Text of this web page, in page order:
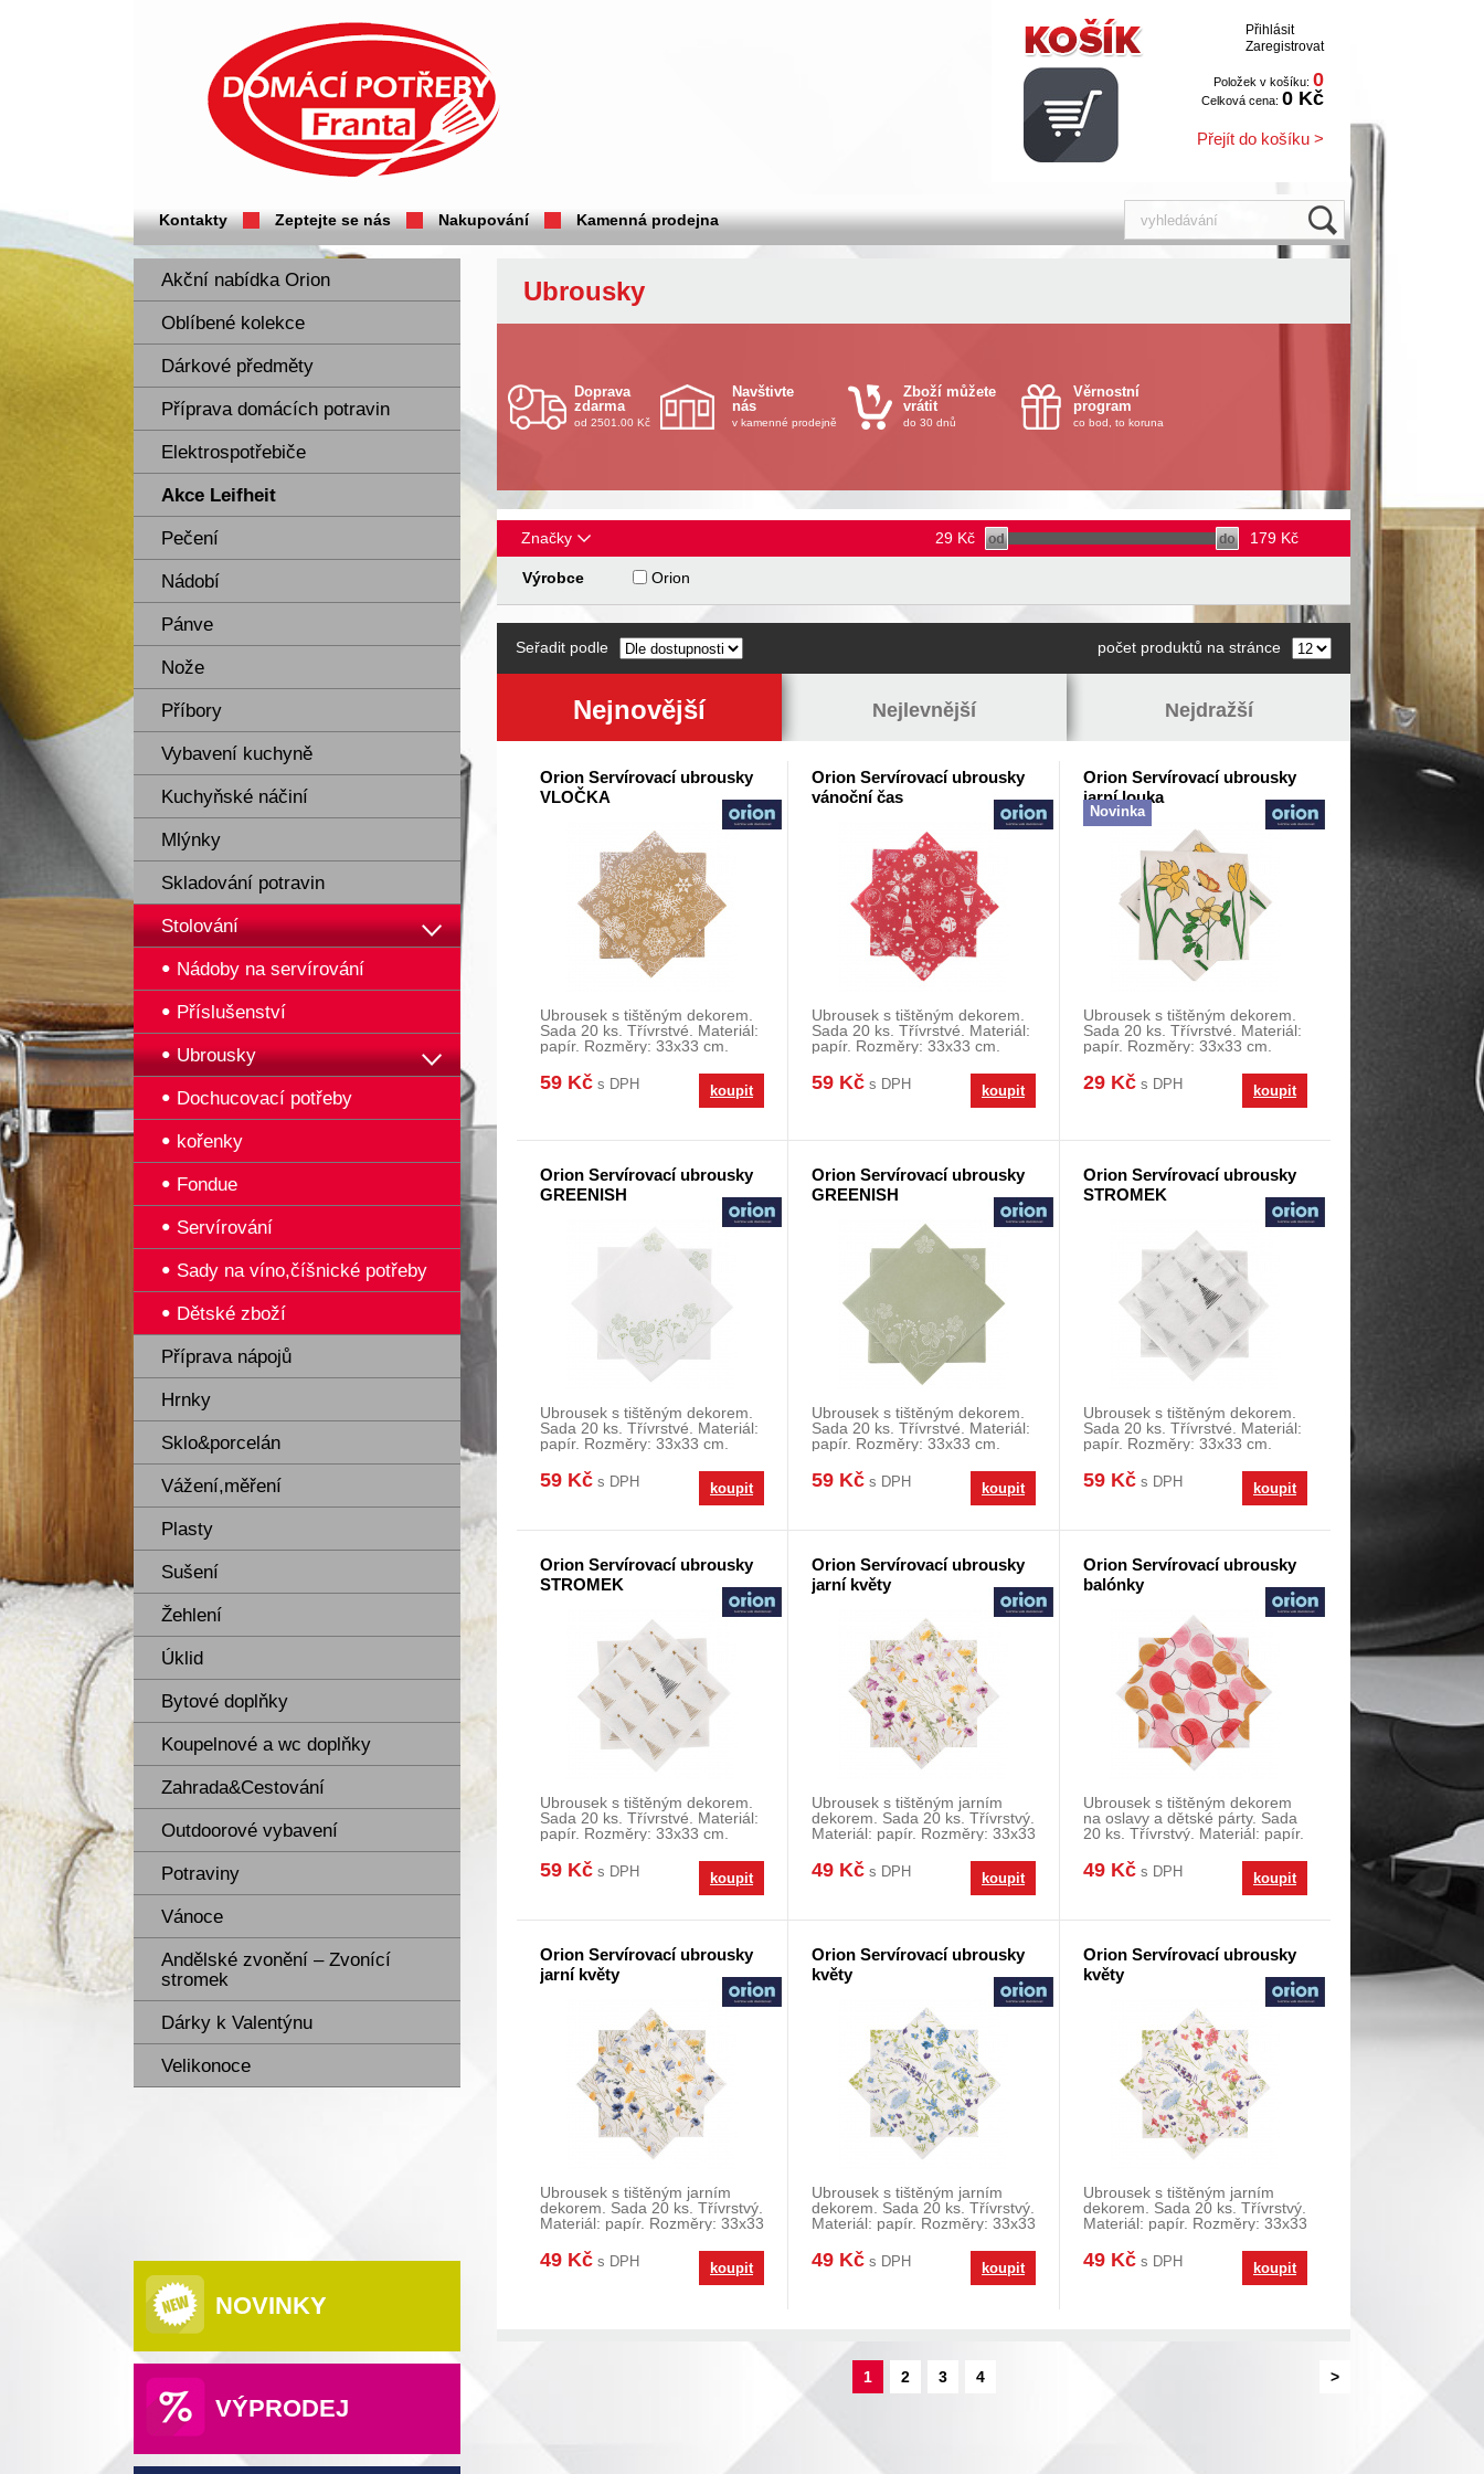
Přihlásit
Zaregistrovat
Položek v košíku: 0
Celková cena: 0 Kč
Přejít do košíku >
Kontakty Zeptejte se nás Nakupování Kamenná prodejna
Akční nabídka Orion
Oblíbené kolekce
Dárkové předměty
Příprava domácích potravin
Elektrospotřebiče
Akce Leifheit
Pečení
Nádobí
Pánve
Nože
Příbory
Vybavení kuchyně
Kuchyňské náčiní
Mlýnky
Skladování potravin
Stolování
Nádoby na servírování
Příslušenství
Ubrousky
Dochucovací potřeby
kořenky
Fondue
Servírování
Sady na víno,číšnické potřeby
Dětské zboží
Příprava nápojů
Hrnky
Sklo&porcelán
Vážení,měření
Plasty
Sušení
Žehlení
Úklid
Bytové doplňky
Koupelnové a wc doplňky
Zahrada&Cestování
Outdoorové vybavení
Potraviny
Vánoce
Andělské zvonění – Zvonící
stromek
Dárky k Valentýnu
Velikonoce
NOVINKY
VÝPRODEJ
Ubrousky
Doprava
zdarma
od 2501.00 Kč
Navštivte
nás
v kamenné prodejně
Zboží můžete
vrátit
do 30 dnů
Věrnostní
program
co bod, to koruna
29 Kč 179 Kč
Značky
Výrobce Orion
Seřadit podle počet produktů na stránce
Nejnovější Nejlevnější Nejdražší
Orion Servírovací ubrousky
VLOČKA
Ubrousek s tištěným dekorem.
Sada 20 ks. Třívrstvé. Materiál:
papír. Rozměry: 33x33 cm.
59 Kč s DPH koupit
Orion Servírovací ubrousky
vánoční čas
Ubrousek s tištěným dekorem.
Sada 20 ks. Třívrstvé. Materiál:
papír. Rozměry: 33x33 cm.
59 Kč s DPH koupit
Novinka
Orion Servírovací ubrousky
jarní louka
Ubrousek s tištěným dekorem.
Sada 20 ks. Třívrstvé. Materiál:
papír. Rozměry: 33x33 cm.
29 Kč s DPH koupit
Orion Servírovací ubrousky
GREENISH
Ubrousek s tištěným dekorem.
Sada 20 ks. Třívrstvé. Materiál:
papír. Rozměry: 33x33 cm.
59 Kč s DPH koupit
Orion Servírovací ubrousky
GREENISH
Ubrousek s tištěným dekorem.
Sada 20 ks. Třívrstvé. Materiál:
papír. Rozměry: 33x33 cm.
59 Kč s DPH koupit
Orion Servírovací ubrousky
STROMEK
Ubrousek s tištěným dekorem.
Sada 20 ks. Třívrstvé. Materiál:
papír. Rozměry: 33x33 cm.
59 Kč s DPH koupit
Orion Servírovací ubrousky
STROMEK
Ubrousek s tištěným dekorem.
Sada 20 ks. Třívrstvé. Materiál:
papír. Rozměry: 33x33 cm.
59 Kč s DPH koupit
Orion Servírovací ubrousky
jarní květy
Ubrousek s tištěným jarním
dekorem. Sada 20 ks. Třívrstvý.
Materiál: papír. Rozměry: 33x33
49 Kč s DPH koupit
Orion Servírovací ubrousky
balónky
Ubrousek s tištěným dekorem
na oslavy a dětské párty. Sada
20 ks. Třívrstvý. Materiál: papír.
49 Kč s DPH koupit
Orion Servírovací ubrousky
jarní květy
Ubrousek s tištěným jarním
dekorem. Sada 20 ks. Třívrstvý.
Materiál: papír. Rozměry: 33x33
49 Kč s DPH koupit
Orion Servírovací ubrousky
květy
Ubrousek s tištěným jarním
dekorem. Sada 20 ks. Třívrstvý.
Materiál: papír. Rozměry: 33x33
49 Kč s DPH koupit
Orion Servírovací ubrousky
květy
Ubrousek s tištěným jarním
dekorem. Sada 20 ks. Třívrstvý.
Materiál: papír. Rozměry: 33x33
49 Kč s DPH koupit
1 2 3 4 >